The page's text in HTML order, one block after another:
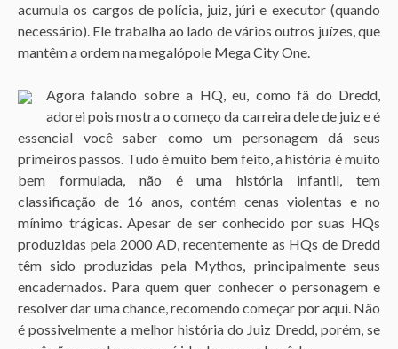
acumula os cargos de polícia, juiz, júri e executor (quando
necessário). Ele trabalha ao lado de vários outros juízes, que
mantêm a ordem na megalópole Mega City One.
Agora falando sobre a HQ, eu, como fã do Dredd,
adorei pois mostra o começo da carreira dele de juiz e é
essencial você saber como um personagem dá seus
primeiros passos. Tudo é muito bem feito, a história é muito
bem formulada, não é uma história infantil, tem
classificação de 16 anos, contém cenas violentas e no
mínimo trágicas. Apesar de ser conhecido por suas HQs
produzidas pela 2000 AD, recentemente as HQs de Dredd
têm sido produzidas pela Mythos, principalmente seus
encadernados. Para quem quer conhecer o personagem e
resolver dar uma chance, recomendo começar por aqui. Não
é possivelmente a melhor história do Juiz Dredd, porém, se